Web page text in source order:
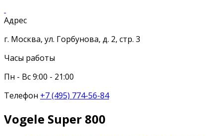
Адрес
г. Москва, ул. Горбунова, д. 2, стр. 3
Часы работы
Пн - Вс 9:00 - 21:00
Телефон +7 (495) 774-56-84
Vogele Super 800